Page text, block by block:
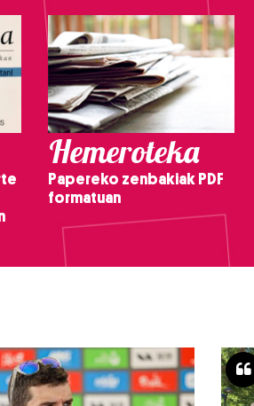
Hemeroteka
Papereko zenbakiak PDF
formatuan